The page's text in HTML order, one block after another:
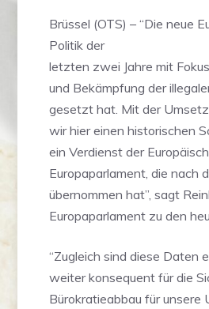
Brüssel (OTS) – “Die neue
Politik der
letzten zwei Jahre mit
und Bekämpfung der
gesetzt hat. Mit der
wir hier einen historischen
ein Verdienst der
Europaparlament, die
übernommen hat”, sagt
Europaparlament zu den
“Zugleich sind diese Daten
weiter konsequent für die
Bürokratieabbau für unsere